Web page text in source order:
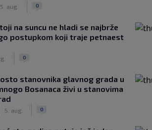
5. aug. 0
na suncu ne hladi se najbrže
postupkom koji traje petnaest
0
stanovnika glavnog grada u
Bosanaca živi u stanovima
5. aug. 0